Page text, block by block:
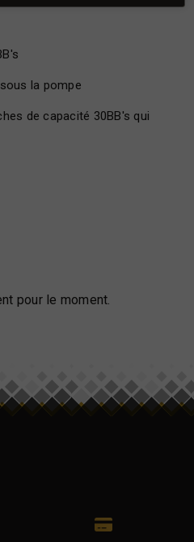
la pompe
de capacité 30BB's qui
pour le moment.